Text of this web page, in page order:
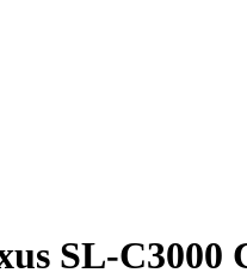
SL-C3000